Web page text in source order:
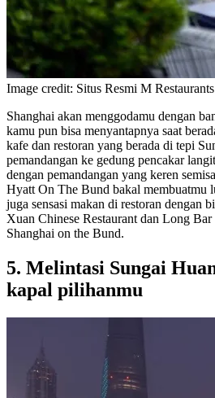
Image credit: Situs Resmi M Restaurants
Shanghai akan menggodamu dengan
kamu pun bisa menyantapnya saat
kafe dan restoran yang berada di tepi
pemandangan ke gedung pencakar
dengan pemandangan yang keren
Hyatt On The Bund bakal membuatmu
juga sensasi makan di restoran dengan
Xuan Chinese Restaurant dan Long
Shanghai on the Bund.
5. Melintasi Sungai
kapal pilihanmu